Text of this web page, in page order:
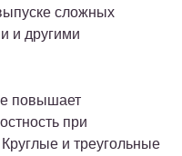
сложных
и другими
повышает
при
и треугольные